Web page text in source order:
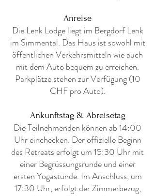
Anreise
Die Lenk Lodge liegt im Bergdorf Lenk
im Simmental. Das Haus ist sowohl mit
öffentlichen Verkehrsmitteln wie auch
mit dem Auto bequem zu erreichen.
Parkplätze stehen zur Verfügung (10
CHF pro Auto).
Ankunftstag & Abreisetag
Die Teilnehmenden können ab 14:00
Uhr einchecken. Der offizielle Beginn
des Retreats erfolgt um 15:30 Uhr mit
einer Begrüssungsrunde und einer
ersten Yogastunde. Im Anschluss, um
17:30 Uhr, erfolgt der Zimmerbezug,